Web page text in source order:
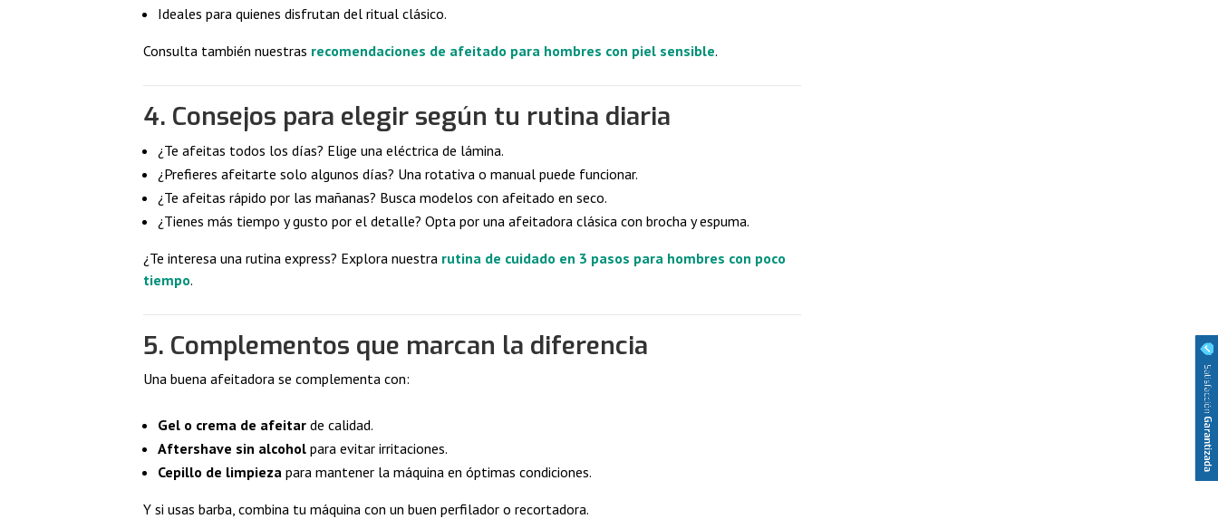
Ideales para quienes disfrutan del ritual clásico.
Consulta también nuestras recomendaciones de afeitado para hombres con piel sensible.
4. Consejos para elegir según tu rutina diaria
¿Te afeitas todos los días? Elige una eléctrica de lámina.
¿Prefieres afeitarte solo algunos días? Una rotativa o manual puede funcionar.
¿Te afeitas rápido por las mañanas? Busca modelos con afeitado en seco.
¿Tienes más tiempo y gusto por el detalle? Opta por una afeitadora clásica con brocha y espuma.
¿Te interesa una rutina express? Explora nuestra rutina de cuidado en 3 pasos para hombres con poco
tiempo.
5. Complementos que marcan la diferencia
Una buena afeitadora se complementa con:
Gel o crema de afeitarde calidad.
Aftershave sin alcoholpara evitar irritaciones.
Cepillo de limpieza para mantener la máquina en óptimas condiciones.
Y si usas barba, combina tu máquina con un buen perfilador o recortadora.